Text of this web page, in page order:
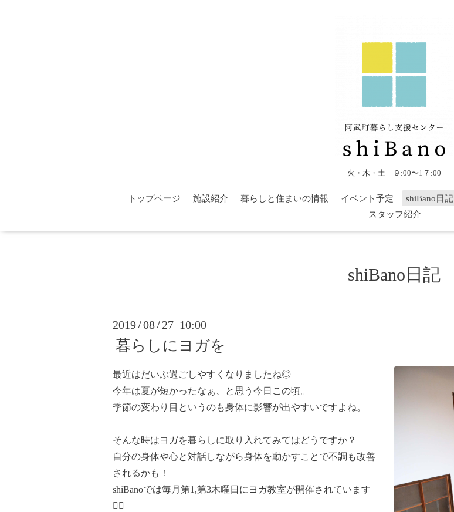
火・木・土 ９:00〜1７:00
トップページ 施設紹介 暮らしと住まいの情報 イベント予定 shiBano日記
スタッフ紹介
shiBano日記
2019 /08 / 27 10:00
暮らしにヨガを
最近はだいぶ過ごしやすくなりましたね◎
今年は夏が短かったなぁ、と思う今日この頃。
季節の変わり目というのも身体に影響が出やすいですよね。
そんな時はヨガを暮らしに取り入れてみてはどうですか？
自分の身体や心と対話しながら身体を動かすことで不調も改善
されるかも！
shiBanoでは毎月第1,第3木曜日にヨガ教室が開催されています
🧘‍♀️